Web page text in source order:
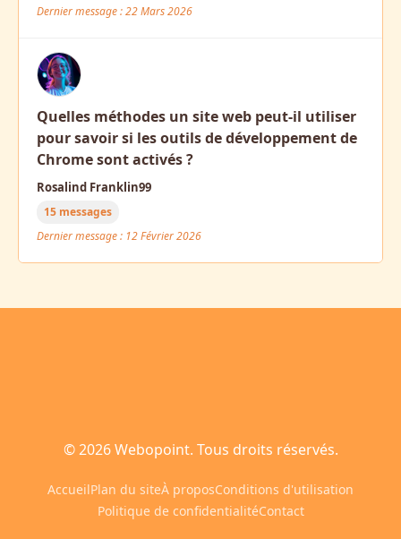
Dernier message : 22 Mars 2026
Quelles méthodes un site web peut-il utiliser
pour savoir si les outils de développement de
Chrome sont activés ?
Rosalind Franklin99
15 messages
Dernier message : 12 Février 2026
© 2026 Webopoint. Tous droits réservés.
AccueilPlan du siteÀ proposConditions d'utilisation
Politique de confidentialitéContact